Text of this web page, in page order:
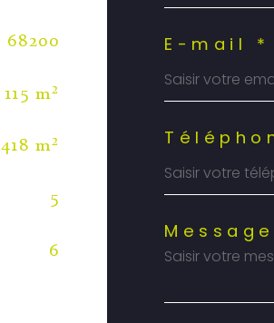
68200
115 m²
418 m²
5
6
E-mail *